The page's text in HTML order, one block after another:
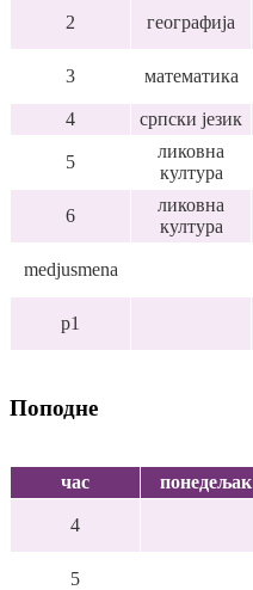
2 географија
3 математика
4 српски језик
5
ликовна
култура
6
ликовна
култура
medjusmena
p1
Поподне
час понедељак
4
5